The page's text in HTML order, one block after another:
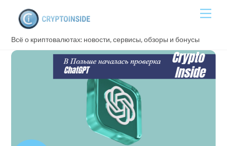
content
Всё о криптовалютах: новости, сервисы, обзоры и бонусы